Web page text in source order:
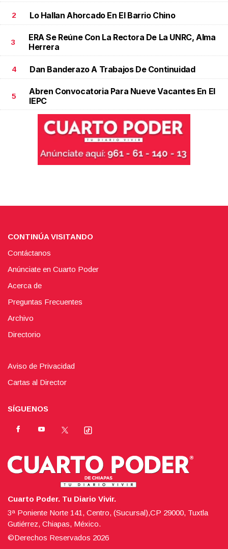
2 Lo Hallan Ahorcado En El Barrio Chino
3
ERA Se Reúne Con La Rectora De La UNRC, Alma
Herrera
4 Dan Banderazo A Trabajos De Continuidad
5
Abren Convocatoria Para Nueve Vacantes En El
IEPC
CONTINÚA VISITANDO
Contáctanos
Anúnciate en Cuarto Poder
Acerca de
Preguntas Frecuentes
Archivo
Directorio
Aviso de Privacidad
Cartas al Director
SÍGUENOS
Cuarto Poder. Tu Diario Vivir.
3ª Poniente Norte 141, Centro, (Sucursal),CP 29000, Tuxtla
Gutiérrez, Chiapas, México.
©Derechos Reservados 2026